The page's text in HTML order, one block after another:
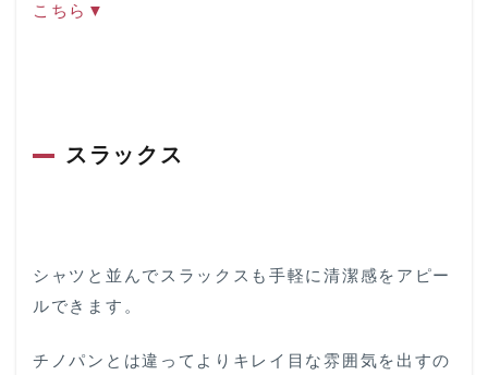
こちら▼
スラックス
シャツと並んでスラックスも手軽に清潔感をアピー
ルできます。
チノパンとは違ってよりキレイ目な雰囲気を出すの